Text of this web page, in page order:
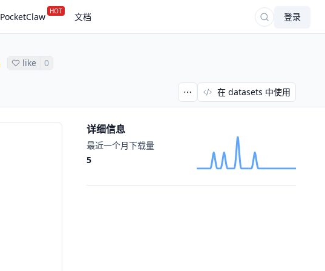
PocketClaw HOT 文档 登录
like 0
在 datasets 中使用
详细信息
最近一个月下载量
5